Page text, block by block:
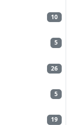
10
5
26
5
19